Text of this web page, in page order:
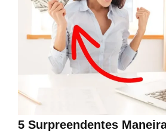
5 Surpreendentes